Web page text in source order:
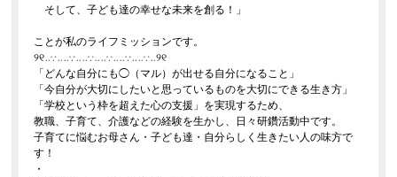
そして、子ども達の幸せな未来を創る！」
ことが私のライフミッションです。
୨୧‥∵‥‥∵‥‥∵‥‥∵‥‥∵‥‥∵‥୨୧
「どんな自分にも◯（マル）が出せる自分になること」
「今自分が大切にしたいと思っているものを大切にできる生き方」
「学校という枠を超えた心の支援」を実現するため、
教職、子育て、介護などの経験を生かし、日々研鑽活動中です。
子育てに悩むお母さん・子ども達・自分らしく生きたい人の味方で
す！
・